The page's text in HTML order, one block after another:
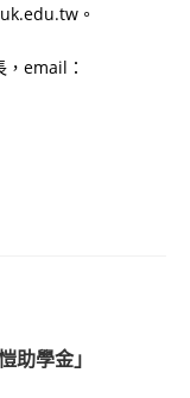
。
email：
助學金」